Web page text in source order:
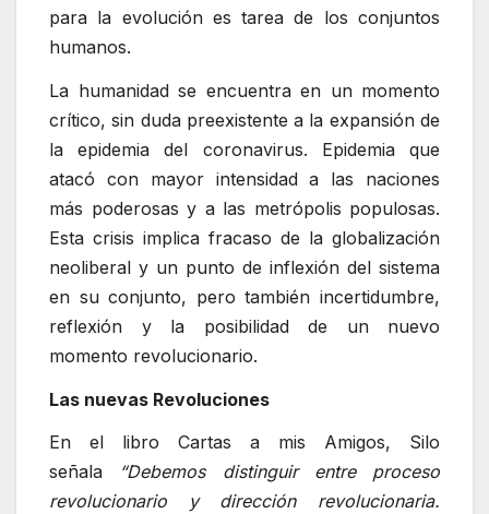
para la evolución es tarea de los conjuntos
humanos.
La humanidad se encuentra en un momento
crítico, sin duda preexistente a la expansión de
la epidemia del coronavirus. Epidemia que
atacó con mayor intensidad a las naciones
más poderosas y a las metrópolis populosas.
Esta crisis implica fracaso de la globalización
neoliberal y un punto de inflexión del sistema
en su conjunto, pero también incertidumbre,
reflexión y la posibilidad de un nuevo
momento revolucionario.
Las nuevas Revoluciones
En el libro Cartas a mis Amigos, Silo
señala “Debemos distinguir entre proceso
revolucionario y dirección revolucionaria.